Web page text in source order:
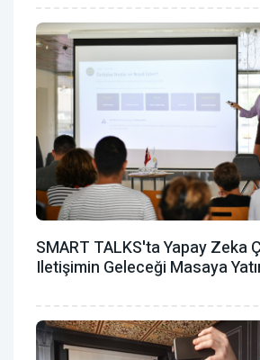
SMART TALKS'ta Yapay Zeka
Iletişimin Geleceği Masaya